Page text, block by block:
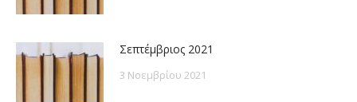
Σεπτέμβριος 2021
3 Νοεμβρίου 2021